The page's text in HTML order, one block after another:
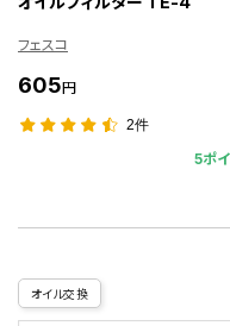
フェスコ
605円
2件
5ポ
オイル交換